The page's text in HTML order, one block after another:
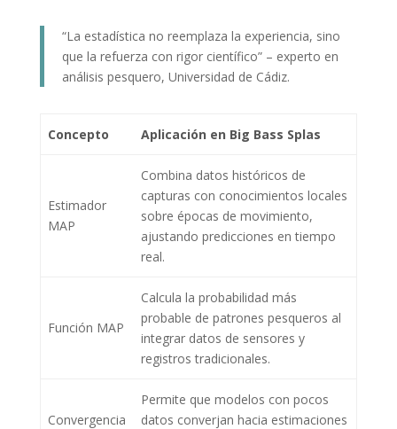
“La estadística no reemplaza la experiencia, sino
que la refuerza con rigor científico” – experto en
análisis pesquero, Universidad de Cádiz.
Concepto Aplicación en Big Bass Splas
Estimador
MAP
Combina datos históricos de
capturas con conocimientos locales
sobre épocas de movimiento,
ajustando predicciones en tiempo
real.
Función MAP
Calcula la probabilidad más
probable de patrones pesqueros al
integrar datos de sensores y
registros tradicionales.
Convergencia
Permite que modelos con pocos
datos converjan hacia estimaciones